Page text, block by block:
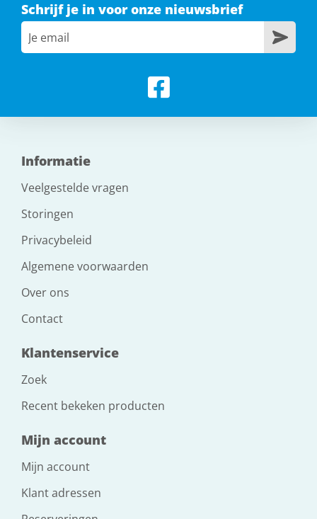
Schrijf je in voor onze nieuwsbrief
Informatie
Veelgestelde vragen
Storingen
Privacybeleid
Algemene voorwaarden
Over ons
Contact
Klantenservice
Zoek
Recent bekeken producten
Mijn account
Mijn account
Klant adressen